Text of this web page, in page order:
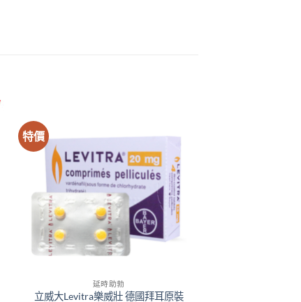
特價
延時助勃
立威大Levitra樂威壯 德國拜耳原裝